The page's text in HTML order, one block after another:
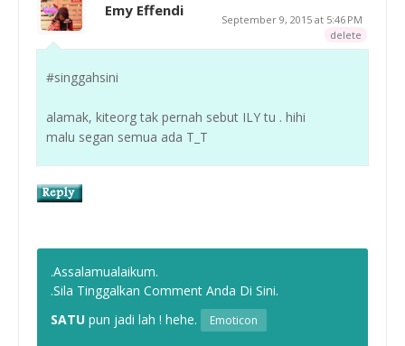
Emy Effendi
September 9, 2015 at 5:46 PM
delete
#singgahsini
alamak, kiteorg tak pernah sebut ILY tu . hihi
malu segan semua ada T_T
.Assalamualaikum.
.Sila Tinggalkan Comment Anda Di Sini.
SATU pun jadi lah ! hehe. Emoticon